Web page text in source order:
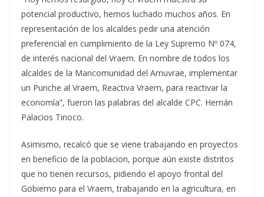
potencial productivo, hemos luchado muchos años. En
representación de los alcaldes pedir una atención
preferencial en cumplimiento de la Ley Supremo Nº 074,
de interés nacional del Vraem. En nombre de todos los
alcaldes de la Mancomunidad del Amuvrae, implementar
un Punche al Vraem, Reactiva Vraem, para reactivar la
economía”, fueron las palabras del alcalde CPC. Hernán
Palacios Tinoco.
Asimismo, recalcó que se viene trabajando en proyectos
en beneficio de la poblacion, porque aún existe distritos
que no tienen recursos, pidiendo el apoyo frontal del
Gobierno para el Vraem, trabajando en la agricultura, en